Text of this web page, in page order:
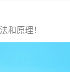
和原理！